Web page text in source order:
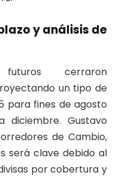
y análisis de
cerraron
un tipo de
para fines de agosto
diciembre. Gustavo
de Cambio,
será clave debido al
por cobertura y